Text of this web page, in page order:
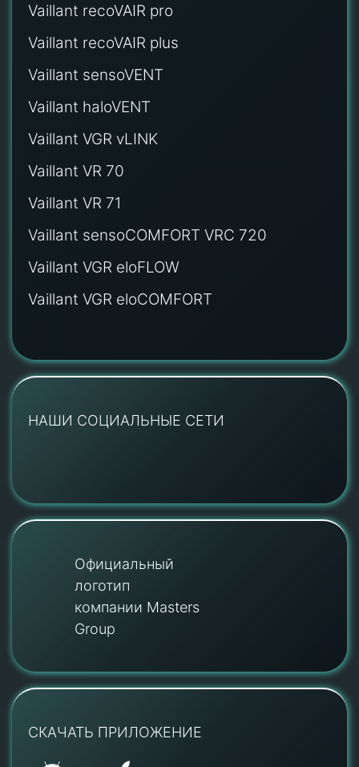
Vaillant recoVAIR pro
Vaillant recoVAIR plus
Vaillant sensoVENT
Vaillant haloVENT
Vaillant VGR vLINK
Vaillant VR 70
Vaillant VR 71
Vaillant sensoCOMFORT VRC 720
Vaillant VGR eloFLOW
Vaillant VGR eloCOMFORT
НАШИ СОЦИАЛЬНЫЕ СЕТИ
Официальный
логотип
компании Masters
Group
СКАЧАТЬ ПРИЛОЖЕНИЕ